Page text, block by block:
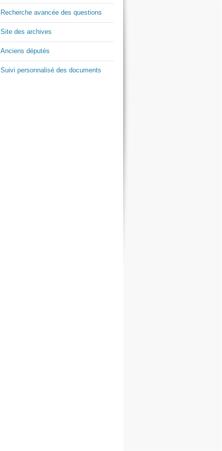
Recherche avancée des questions
Site des archives
Anciens députés
Suivi personnalisé des documents